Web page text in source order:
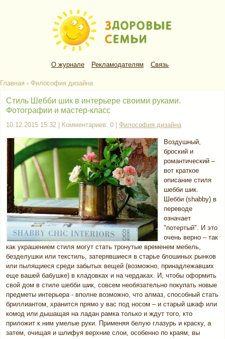
О журнале Рекламодателям Связь
Главная › Философия дизайна
Стиль Шебби шик в интерьере своими руками.
Фотографии и мастер-класс
10.12.2015 15:32 | Комментариев: 0 | Философия дизайна
Воздушный,
броский и
романтический –
вот краткое
описание стиля
шебби шик.
Шебби (shabby) в
переводе
означает
"потертый". И это
очень верно – так
как украшением стиля могут стать тронутые временем мебель,
безделушки или текстиль, затерявшиеся в старье блошиных рынков
или пылящиеся среди забытых вещей (возможно, принадлежавших
еще вашей бабушке) в кладовках и на чердаках. И, чтобы оформить
свой дом в стиле шебби шик, совсем необязательно покупать новые
предметы интерьера - вполне возможно, что алмаз, способный стать
бриллиантом, хранится прямо у вас под носом – и старый шкаф или
комод или дышащая на ладан рамка только и ждут того, кто
приложит к ним умелые руки. Применяя белую глазурь и краску, а
затем, очищая и шлифуя верхние слои, особенно по краям, вы